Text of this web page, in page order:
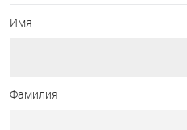
Имя
Фамилия